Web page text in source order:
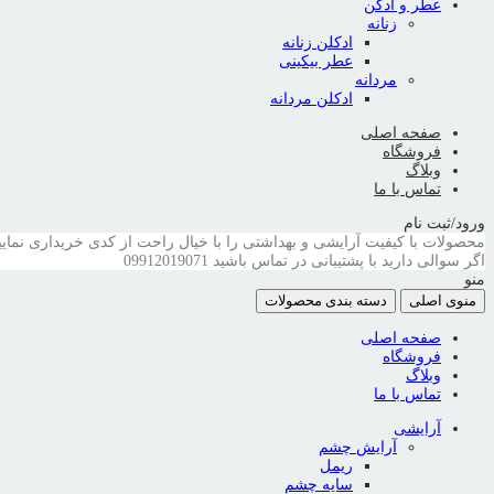
عطر و ادکن
زنانه
ادکلن زنانه
عطر بیکینی
مردانه
ادکلن مردانه
صفحه اصلی
فروشگاه
وبلاگ
تماس با ما
ورود/ثبت نام
محصولات با کیفیت آرایشی و بهداشتی را با خیال راحت از کدی خریداری
اگر سوالی دارید با پشتیبانی در تماس باشید 09912019071
منو
منوی اصلی
دسته بندی محصولات
صفحه اصلی
فروشگاه
وبلاگ
تماس با ما
آرایشی
آرایش چشم
ریمل
سایه چشم